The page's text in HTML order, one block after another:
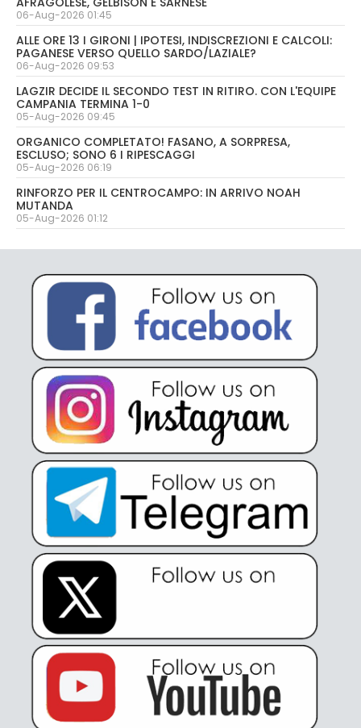
06-Aug-2026 01:45
ALLE ORE 13 I GIRONI | IPOTESI, INDISCREZIONI E CALCOLI:
PAGANESE VERSO QUELLO SARDO/LAZIALE?
06-Aug-2026 09:53
LAGZIR DECIDE IL SECONDO TEST IN RITIRO. CON L'EQUIPE
CAMPANIA TERMINA 1-0
05-Aug-2026 09:45
ORGANICO COMPLETATO! FASANO, A SORPRESA,
ESCLUSO; SONO 6 I RIPESCAGGI
05-Aug-2026 06:19
RINFORZO PER IL CENTROCAMPO: IN ARRIVO NOAH
MUTANDA
05-Aug-2026 01:12